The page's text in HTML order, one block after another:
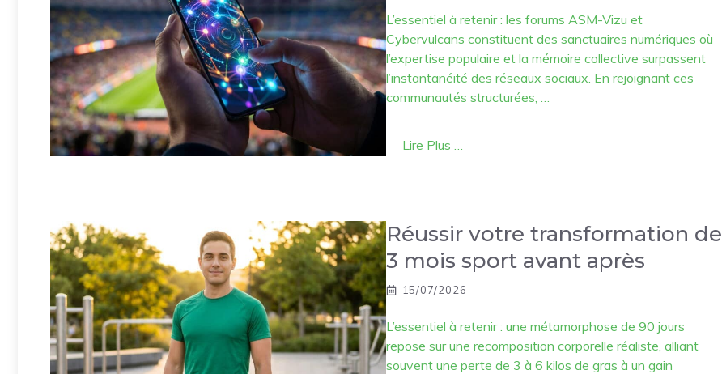
L’essentiel à retenir : les forums ASM-Vizu et
Cybervulcans constituent des sanctuaires numériques où
l’expertise populaire et la mémoire collective surpassent
l’instantanéité des réseaux sociaux. En rejoignant ces
communautés structurées, …
Lire Plus …
Réussir votre transformation de
3 mois sport avant après
15/07/2026
L’essentiel à retenir : une métamorphose de 90 jours
repose sur une recomposition corporelle réaliste, alliant
souvent une perte de 3 à 6 kilos de gras à un gain